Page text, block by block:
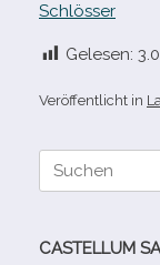
Schlösser
Gelesen:
Veröffentlicht in
Suche
CASTELLUM